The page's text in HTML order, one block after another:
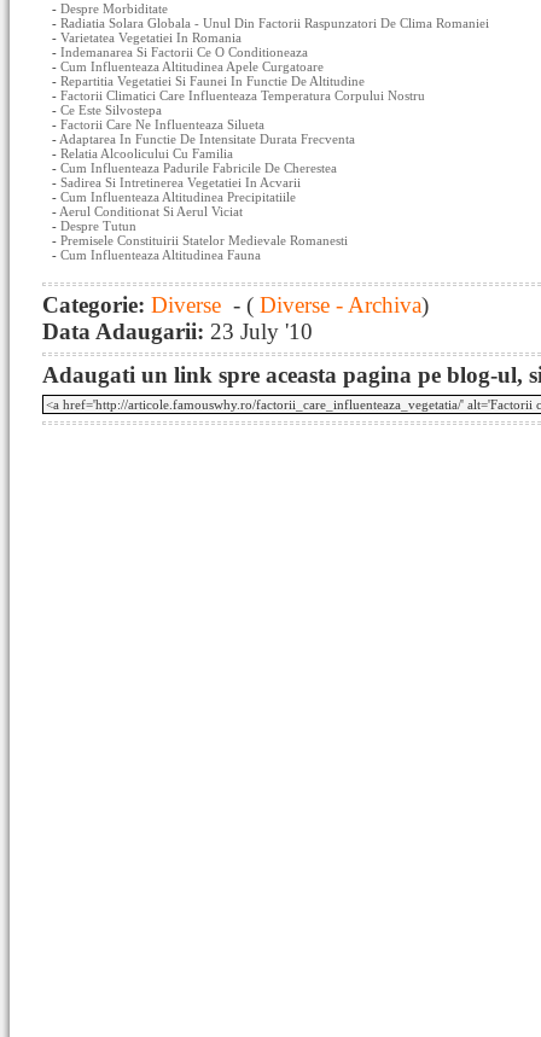
- Despre Morbiditate
- Radiatia Solara Globala - Unul Din Factorii Raspunzatori De Clima Romaniei
- Varietatea Vegetatiei In Romania
- Indemanarea Si Factorii Ce O Conditioneaza
- Cum Influenteaza Altitudinea Apele Curgatoare
- Repartitia Vegetatiei Si Faunei In Functie De Altitudine
- Factorii Climatici Care Influenteaza Temperatura Corpului Nostru
- Ce Este Silvostepa
- Factorii Care Ne Influenteaza Silueta
- Adaptarea In Functie De Intensitate Durata Frecventa
- Relatia Alcoolicului Cu Familia
- Cum Influenteaza Padurile Fabricile De Cherestea
- Sadirea Si Intretinerea Vegetatiei In Acvarii
- Cum Influenteaza Altitudinea Precipitatiile
- Aerul Conditionat Si Aerul Viciat
- Despre Tutun
- Premisele Constituirii Statelor Medievale Romanesti
- Cum Influenteaza Altitudinea Fauna
Categorie: Diverse - ( Diverse - Archiva)
Data Adaugarii: 23 July '10
Adaugati un link spre aceasta pagina pe blog-ul,